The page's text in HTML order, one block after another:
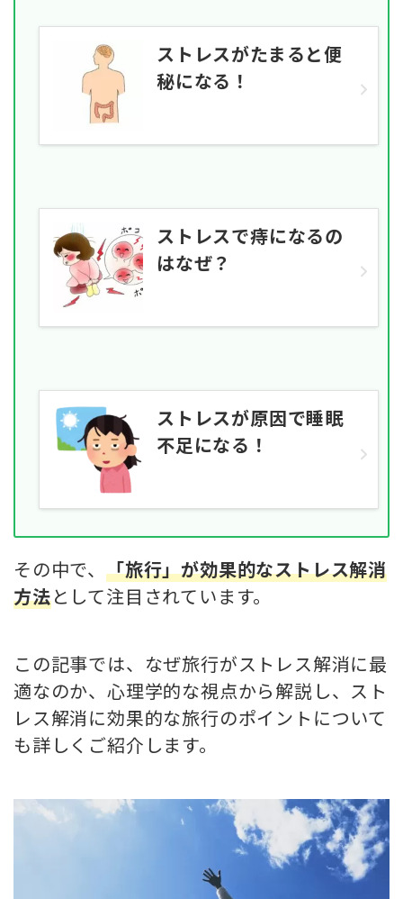
ストレスがたまると便
秘になる！
ストレスで痔になるの
はなぜ？
ストレスが原因で睡眠
不足になる！
その中で、 「旅行」が効果的なストレス解消
方法として注目されています。
この記事では、なぜ旅行がストレス解消に最
適なのか、心理学的な視点から解説し、スト
レス解消に効果的な旅行のポイントについて
も詳しくご紹介します。